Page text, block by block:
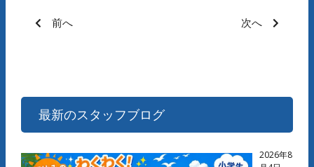
前へ 次へ
最新のスタッフブログ
2026年8